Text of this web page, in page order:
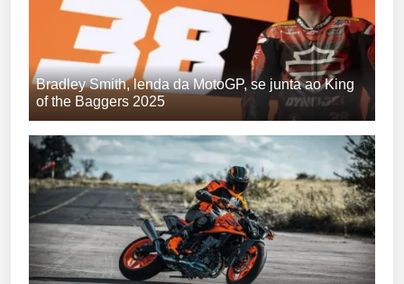
Bradley Smith, lenda da MotoGP, se junta ao King
of the Baggers 2025